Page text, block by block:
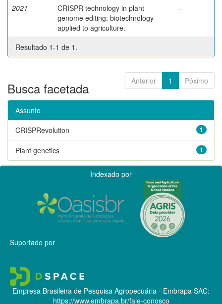
2021
CRISPR technology in plant
genome editing: biotechnology
applied to agriculture.
-
Resultado 1-1 de 1.
Anterior 1 Póximo
Busca facetada
Assunto
1
CRISPRevolution
1
Plant genetics
Indexado por
Suportado por
Empresa Brasileira de Pesquisa Agropecuária - Embrapa SAC:
https://www.embrapa.br/fale-conosco